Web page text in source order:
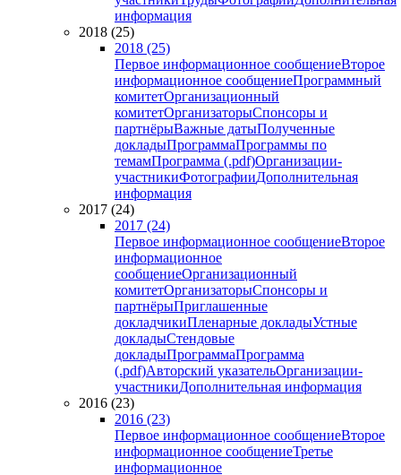
информация
2018 (25)
2018 (25)
Первое информационное сообщениеВторое
информационное сообщениеПрограммный
комитетОрганизационный
комитетОрганизаторыСпонсоры и
партнёрыВажные датыПолученные
докладыПрограммаПрограммы по
темамПрограмма (.pdf)Организации-
участникиФотографииДополнительная
информация
2017 (24)
2017 (24)
Первое информационное сообщениеВторое
информационное
сообщениеОрганизационный
комитетОрганизаторыСпонсоры и
партнёрыПриглашенные
докладчикиПленарные докладыУстные
докладыСтендовые
докладыПрограммаПрограмма
(.pdf)Авторский указательОрганизации-
участникиДополнительная информация
2016 (23)
2016 (23)
Первое информационное сообщениеВторое
информационное сообщениеТретье
информационное